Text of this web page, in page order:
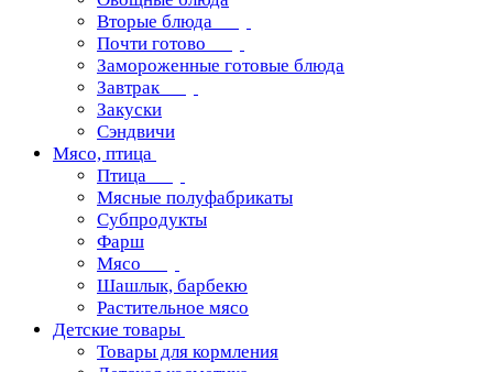
Вторые блюда
Почти готово
Замороженные готовые блюда
Завтрак
Закуски
Сэндвичи
Мясо, птица
Птица
Мясные полуфабрикаты
Субпродукты
Фарш
Мясо
Шашлык, барбекю
Растительное мясо
Детские товары
Товары для кормления